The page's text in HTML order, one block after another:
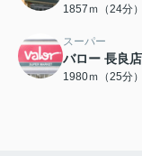
1857ｍ（24分）
スーパー
バロー 長良店
1980ｍ（25分）